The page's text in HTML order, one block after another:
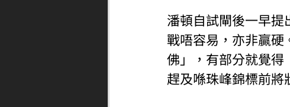
潘頓自試閘後一早
戰唔容易，亦非贏
佛」，有部分就覺
趕及喺珠峰錦標前將